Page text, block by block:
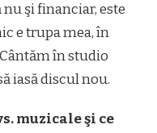
şi financiar, este
e trupa mea, în
în studio
iasă discul nou.
muzicale şi ce